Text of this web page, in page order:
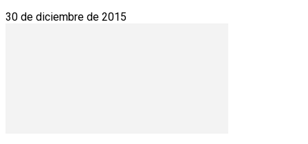
30 de diciembre de 2015